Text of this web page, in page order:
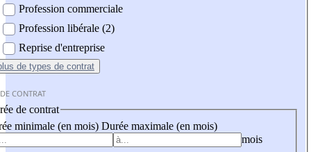
Profession commerciale
Profession libérale (2)
Reprise d'entreprise
de types de contrat
CONTRAT
de contrat
minimale (en mois) Durée maximale (en mois)
mois